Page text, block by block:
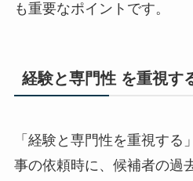
も重要なポイントです。
経験と専門性 を重視す
「経験と専門性を重視する
事の依頼時に、候補者の過